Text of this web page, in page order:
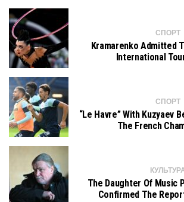
СПОРТ
Kramarenko Admitted
International
СПОРТ
“Le Havre” With Kuzyaev
The French
The Daughter Of Music
Confirmed The